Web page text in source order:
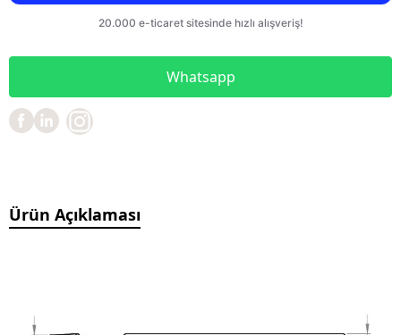
Whatsapp
Ürün Açıklaması